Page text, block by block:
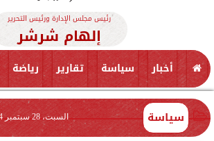
رئيس مجلس الإدارة ورئيس التحرير
إلهام شرشر
أخبار سياسة تقارير رياضة
سياسة السبت، 28 سبتمبر 2024